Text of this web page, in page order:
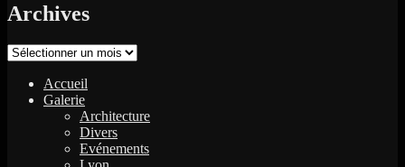
Archives
Archives
Accueil
Galerie
Architecture
Divers
Evénements